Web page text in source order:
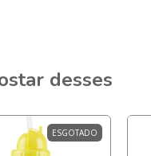
desses
ESGOTADO